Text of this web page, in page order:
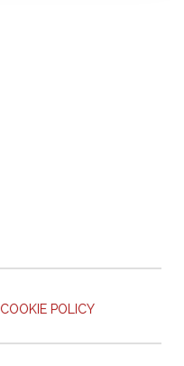
COOKIE POLICY